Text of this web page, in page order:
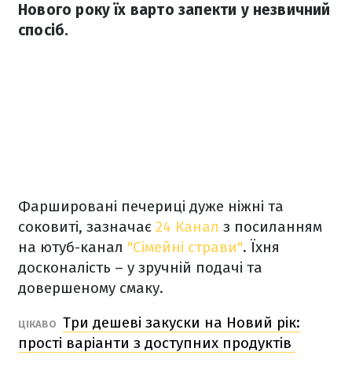
Нового року їх варто запекти у незвичний
спосіб.
Фаршировані печериці дуже ніжні та
соковиті, зазначає 24 Канал з посиланням
на ютуб-канал "Сімейні страви". Їхня
досконалість – у зручній подачі та
довершеному смаку.
ЦІКАВО Три дешеві закуски на Новий рік:
прості варіанти з доступних продуктів